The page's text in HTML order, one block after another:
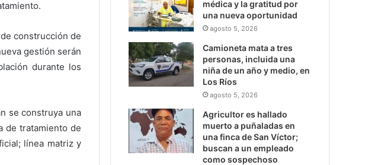
construcción de
gestión serán
durante los
se construya una
de tratamiento de
línea matriz y
médica y la gratitud por
una nueva oportunidad
agosto 5, 2026
Camioneta mata a tres
personas, incluida una
niña de un año y medio, en
Los Ríos
agosto 5, 2026
Agricultor es hallado
muerto a puñaladas en
una finca de San Víctor;
buscan a un empleado
como sospechoso